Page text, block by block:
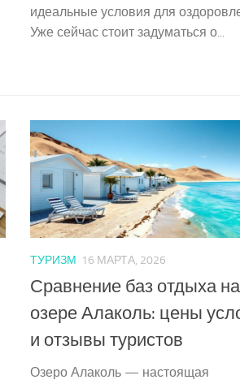
идеальные условия для
Уже сейчас стоит задуматься о...
ТУРИЗМ 16 МАРТА, 2026
Сравнение баз отдыха на
озере Алаколь: цены
и отзывы туристов
Озеро Алаколь — настоящая